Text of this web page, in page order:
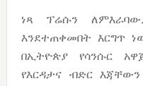
ነጻ ፕሬሱን
እንደተጠቀመበት እርግጥ
በኢትዮጵያ የሳንሱር
የእርዳታና ብድር